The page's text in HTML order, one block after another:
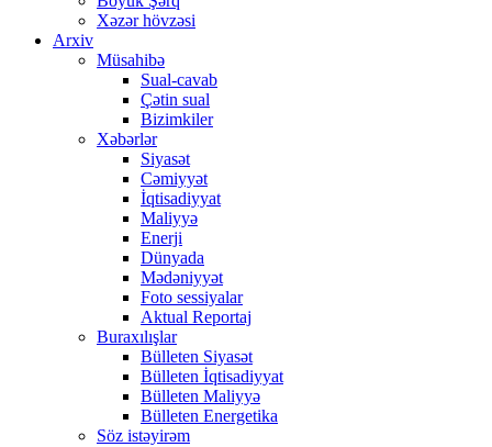
Xəzər hövzəsi
Arxiv
Müsahibə
Sual-cavab
Çətin sual
Bizimkiler
Xəbərlər
Siyasət
Cəmiyyət
İqtisadiyyat
Maliyyə
Enerji
Dünyada
Mədəniyyət
Foto sessiyalar
Aktual Reportaj
Buraxılışlar
Bülleten Siyasət
Bülleten İqtisadiyyat
Bülleten Maliyyə
Bülleten Energetika
Söz istəyirəm